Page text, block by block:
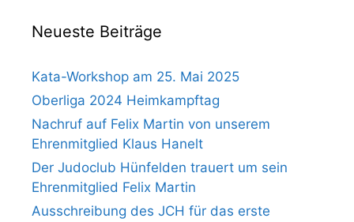
Neueste Beiträge
Kata-Workshop am 25. Mai 2025
Oberliga 2024 Heimkampftag
Nachruf auf Felix Martin von unserem
Ehrenmitglied Klaus Hanelt
Der Judoclub Hünfelden trauert um sein
Ehrenmitglied Felix Martin
Ausschreibung des JCH für das erste